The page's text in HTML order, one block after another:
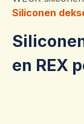
Siliconen
en REX